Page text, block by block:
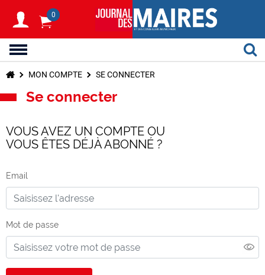
0
MON COMPTE SE CONNECTER
Se connecter
VOUS AVEZ UN COMPTE OU
VOUS ÊTES DÉJÀ ABONNÉ ?
Email
Mot de passe